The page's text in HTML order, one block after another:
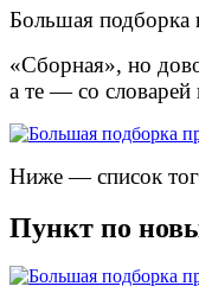
Большая подборка
«Сборная», но
а те — со словарей
Ниже — список
Пункт по